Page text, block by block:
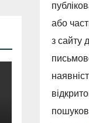
або
з сайту